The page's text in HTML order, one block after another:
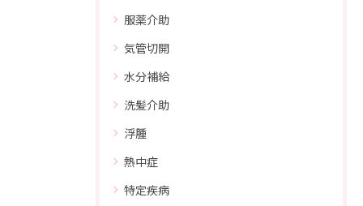
服薬介助
気管切開
水分補給
洗髪介助
浮腫
熱中症
特定疾病